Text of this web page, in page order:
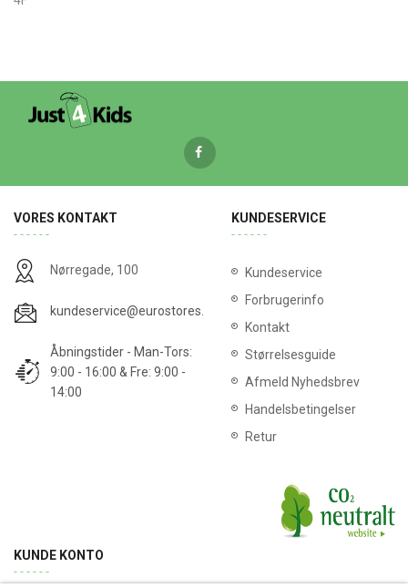
VORES KONTAKT
Nørregade, 100
kundeservice@eurostores.dk
Åbningstider - Man-Tors:
9:00 - 16:00 & Fre: 9:00 -
14:00
KUNDESERVICE
Kundeservice
Forbrugerinfo
Kontakt
Størrelsesguide
Afmeld Nyhedsbrev
Handelsbetingelser
Retur
KUNDE KONTO